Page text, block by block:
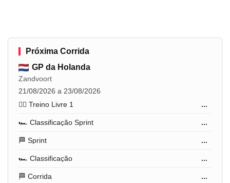
Próxima Corrida
GP da Holanda
Zandvoort
21/08/2026 a 23/08/2026
🏋️‍♂️ Treino Livre 1
...
🏎️ Classificação Sprint ...
🏁 Sprint ...
🏎️ Classificação ...
🏁 Corrida ...